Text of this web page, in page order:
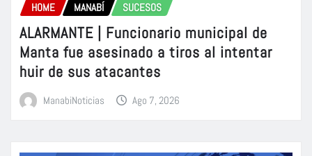
HOME MANABÍ SUCESOS
ALARMANTE | Funcionario municipal de
Manta fue asesinado a tiros al intentar
huir de sus atacantes
ManabiNoticias Ago 7, 2026